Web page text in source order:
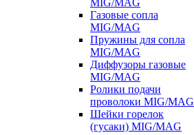
MIG/MAG
Газовые сопла
MIG/MAG
Пружины для сопла
MIG/MAG
Диффузоры газовые
MIG/MAG
Ролики подачи
проволоки MIG/MAG
Шейки горелок
(гусаки) MIG/MAG